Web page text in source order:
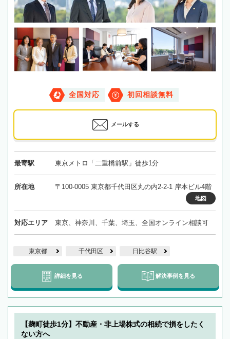
全国対応 初回相談無料
メールする
最寄駅 東京メトロ「二重橋前駅」徒歩1分
所在地 〒100-0005 東京都千代田区丸の内2-2-1 岸本ビル4階
地図
対応エリア 東京、神奈川、千葉、埼玉、全国オンライン相談可
東京都 千代田区 日比谷駅
詳細を見る 解決事例を見る
【麹町徒歩1分】不動産・非上場株式の相続で損をしたく
ない方へ